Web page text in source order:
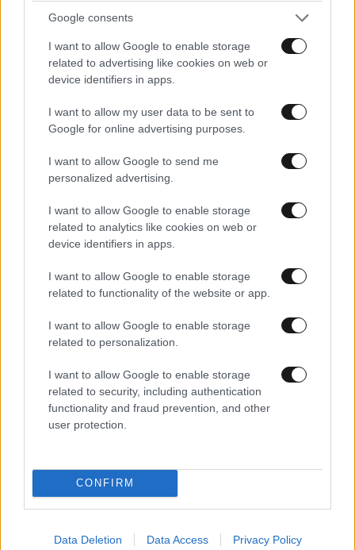
Google consents
I want to allow Google to enable storage
related to advertising like cookies on web or
device identifiers in apps.
I want to allow my user data to be sent to
Google for online advertising purposes.
I want to allow Google to send me
personalized advertising.
I want to allow Google to enable storage
related to analytics like cookies on web or
device identifiers in apps.
I want to allow Google to enable storage
related to functionality of the website or app.
I want to allow Google to enable storage
related to personalization.
I want to allow Google to enable storage
related to security, including authentication
functionality and fraud prevention, and other
user protection.
CONFIRM
Data Deletion Data Access Privacy Policy
ΚΟΣΜΟΣ 09·08·2026 20:04
«Ο εφιάλτης μου στο πλοίο-σκλαβιά των
«παραδόθηκε» στη θρησκευτική ομάδα και
υπέστη χρόνια κακοποίησης